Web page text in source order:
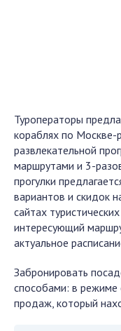
Туроператоры
кораблях по Москве-
развлекательной
маршрутами и 3-
прогулки
вариантов и скидок
сайтах
интересующий
актуальное
Забронировать
способами: в режиме
продаж, который